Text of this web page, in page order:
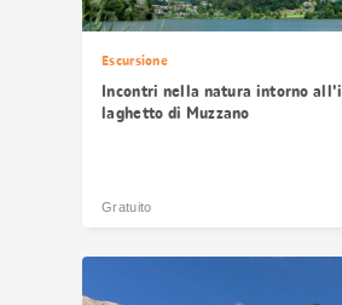
Escursione
Incontri nella natura intorno
laghetto di Muzzano
Gratuito